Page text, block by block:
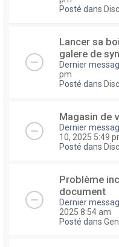
Posté dans
Lancer sa
galere de
Dernier
pm
Posté dans
Magasin de
Dernier
10, 2025 5:49
Posté dans
Problème
document
Dernier
2025 8:54 am
Posté dans